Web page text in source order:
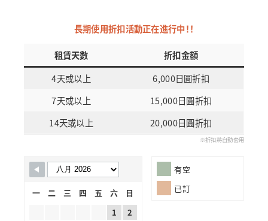
長期使用折扣活動正在進行中！！
租賃天數
折扣金額
4天或以上
6,000日圓折扣
7天或以上
15,000日圓折扣
14天或以上
20,000日圓折扣
※折扣將自動套用
Skip Booking Form
有空
已訂
一 二 三 四 五 六
日
1
2